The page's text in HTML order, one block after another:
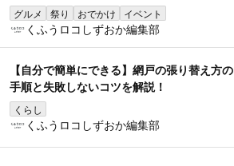
グルメ 祭り おでかけ イベント
くふうロコしずおか編集部
【自分で簡単にできる】網戸の張り替え方の
手順と失敗しないコツを解説！
くらし
くふうロコしずおか編集部